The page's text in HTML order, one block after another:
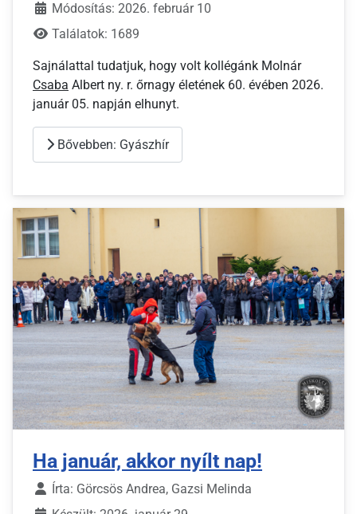
Módosítás: 2026. február 10
Találatok: 1689
Sajnálattal tudatjuk, hogy volt kollégánk Molnár
Csaba Albert ny. r. őrnagy életének 60. évében 2026.
január 05. napján elhunyt.
Bővebben: Gyászhír
Ha január, akkor nyílt nap!
Írta: Görcsös Andrea, Gazsi Melinda